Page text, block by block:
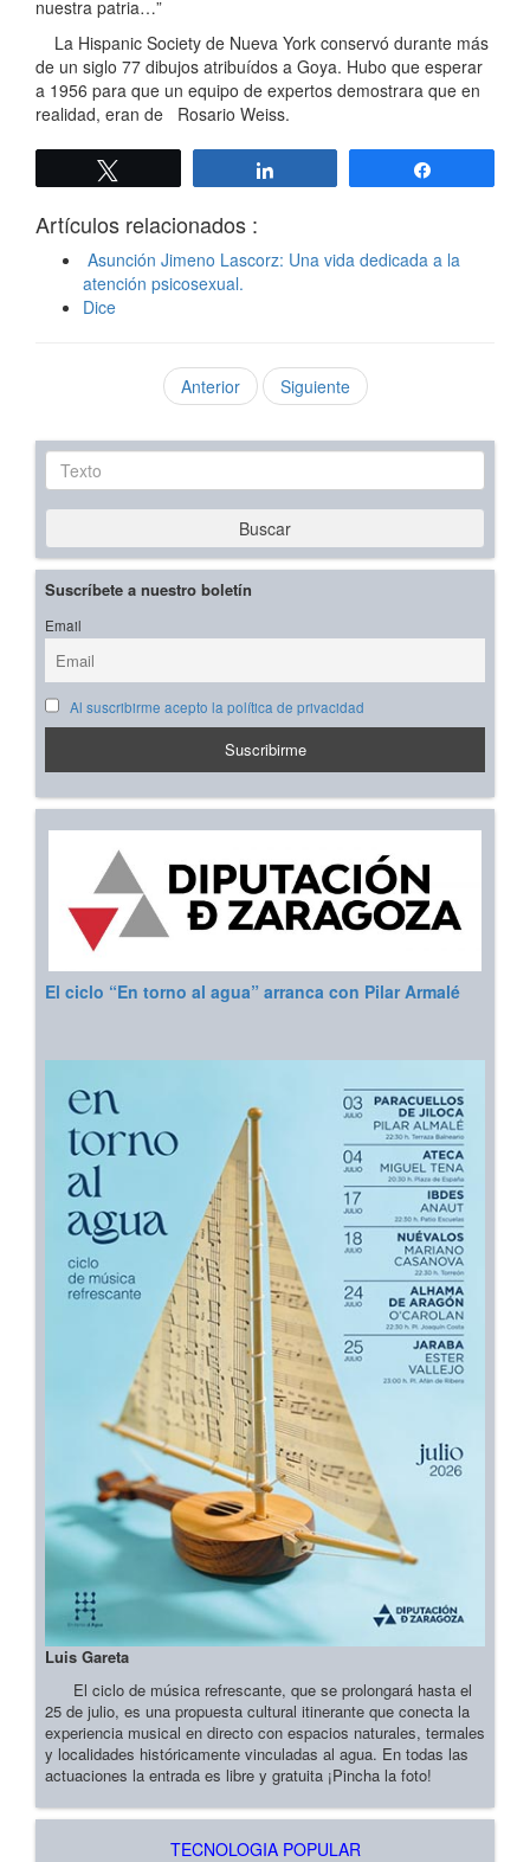
nuestra patria…”
La Hispanic Society de Nueva York conservó durante más
de un siglo 77 dibujos atribuídos a Goya. Hubo que esperar
a 1956 para que un equipo de expertos demostrara que en
realidad, eran de Rosario Weiss.
Artículos relacionados :
Asunción Jimeno Lascorz: Una vida dedicada a la
atención psicosexual.
Dice
Anterior Siguiente
Texto
Buscar
Suscríbete a nuestro boletín
Email
Al suscribirme acepto la política de privacidad
El ciclo “En torno al agua” arranca con Pilar Armalé
Luis Gareta
El ciclo de música refrescante, que se prolongará hasta el
25 de julio, es una propuesta cultural itinerante que conecta la
experiencia musical en directo con espacios naturales, termales
y localidades históricamente vinculadas al agua. En todas las
actuaciones la entrada es libre y gratuita ¡Pincha la foto!
TECNOLOGIA POPULAR